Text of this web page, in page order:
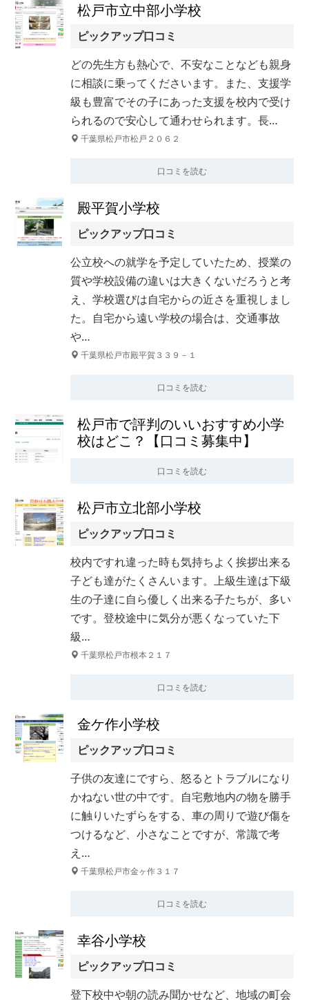
松戸市立中部小学校
ピックアップ口コミ
どの先生方も熱心で、不安なことなども親身
に相談に乗ってくださいます。また、支援学
級も豊富でその子にあった支援を校内で受け
られるので安心して通わせられます。長…
千葉県松戸市松戸２０６２
口コミを読む
殿平賀小学校
ピックアップ口コミ
公立校への就学を予定していたため、授業の
質や学校設備の違いは大きくないだろうと考
え、学校選びは自宅からの近さを重視しまし
た。自宅から遠い学校の場合は、交通事故
や…
千葉県松戸市殿平賀３３９－１
口コミを読む
松戸市で評判のいいおすすめ小学
校はどこ？【口コミ募集中】
口コミを読む
松戸市立北部小学校
ピックアップ口コミ
校内ですれ違った時も気持ちよく挨拶出来る
子ども達がたくさんいます。上級生達は下級
生の子達に自ら優しく出来る子たちが、多い
です。登校途中に気分が悪くなっていた下
級…
千葉県松戸市根本２１７
口コミを読む
金ケ作小学校
ピックアップ口コミ
子供の友達にですら、怒るとトラブルになり
かねない世の中です。自宅敷地内の物を勝手
に触りいたずらをする、車の周りで遊び傷を
つけるなど、小さなことですが、常識で考
え…
千葉県松戸市金ヶ作３１７
口コミを読む
幸谷小学校
ピックアップ口コミ
登下校中や朝の読み聞かせなど、地域の町会